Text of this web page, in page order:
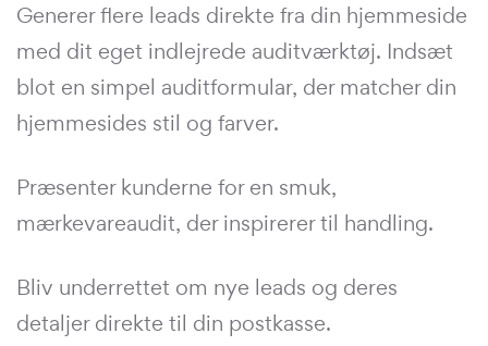
Generer flere leads direkte fra din hjemmeside
med dit eget indlejrede auditværktøj. Indsæt
blot en simpel auditformular, der matcher din
hjemmesides stil og farver.
Præsenter kunderne for en smuk,
mærkevareaudit, der inspirerer til handling.
Bliv underrettet om nye leads og deres
detaljer direkte til din postkasse.